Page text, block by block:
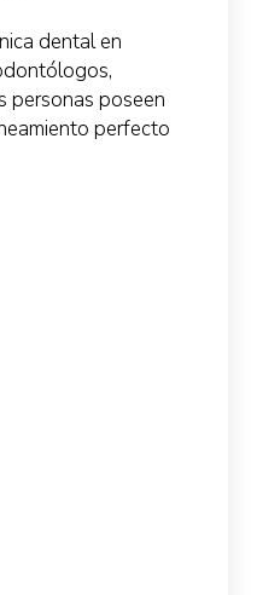
dental en
personas poseen
perfecto